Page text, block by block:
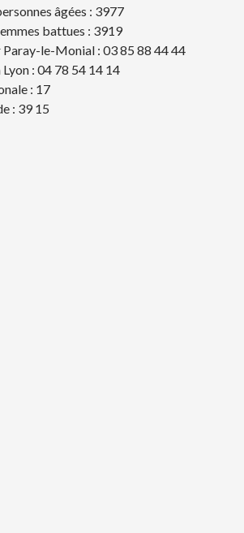
âgées : 3977
battues : 3919
le-Monial : 03 85 88 44 44
: 04 78 54 14 14
: 17
: 39 15